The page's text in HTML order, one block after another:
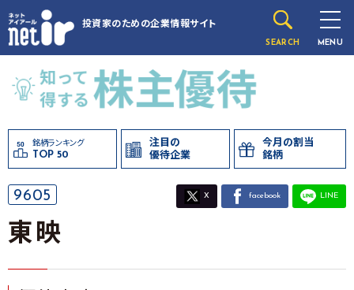
投資家のための企業情報サイト
SEARCH MENU
銘柄ランキング
TOP 50
注目の
優待企業
今月の割当
銘柄
9605 X facebook LINE
東映